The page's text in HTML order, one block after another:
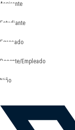
Aspirante
Estudiante
Egresado
Docente/Empleado
Niño